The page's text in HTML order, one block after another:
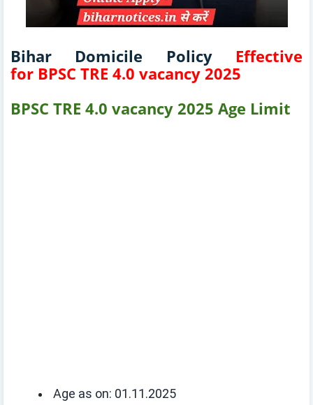
Bihar Domicile PolicyEffective
for BPSC TRE 4.0 vacancy 2025
BPSC TRE 4.0 vacancy 2025 Age Limit
Age as on: 01.11.2025